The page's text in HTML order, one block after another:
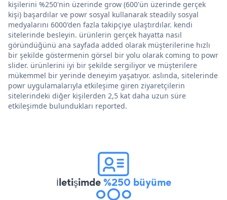
kişilerini %250'nin üzerinde grow (600'ün üzerinde gerçek
kişi) başardılar ve powr sosyal kullanarak steadily sosyal
medyalarını 6000'den fazla takipçiye ulaştırdılar. kendi
sitelerinde besleyin. ürünlerin gerçek hayatta nasıl
göründüğünü ana sayfada added olarak müşterilerine hızlı
bir şekilde göstermenin görsel bir yolu olarak coming to powr
slider. ürünlerini iyi bir şekilde sergiliyor ve müşterilere
mükemmel bir yerinde deneyim yaşatıyor. aslında, sitelerinde
powr uygulamalarıyla etkileşime giren ziyaretçilerin
sitelerindeki diğer kişilerden 2,5 kat daha uzun süre
etkileşimde bulundukları reported.
İletişimde%250 büyüme